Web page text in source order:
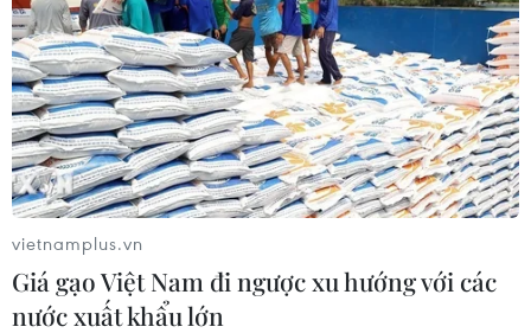
#AmCham #Trung Quốc
#Doanh nghiệp Mỹ
#Chuỗi cung ứng
#COVID-19
#nCoV
#hoạt động kinh doanh
#Lợi nhuận Trung Quốc
Theo dõi VietnamPlus
vietnamplus.vn
Giá gạo Việt Nam đi ngược xu hướng với các
nước xuất khẩu lớn